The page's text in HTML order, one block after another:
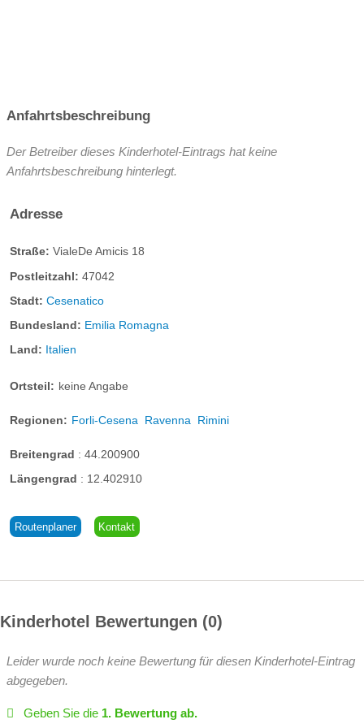
Anfahrtsbeschreibung
Der Betreiber dieses Kinderhotel-Eintrags hat keine
Anfahrtsbeschreibung hinterlegt.
Adresse
Straße: VialeDe Amicis 18
Postleitzahl: 47042
Stadt: Cesenatico
Bundesland: Emilia Romagna
Land: Italien
Ortsteil: keine Angabe
Regionen: Forli-Cesena Ravenna Rimini
Breitengrad : 44.200900
Längengrad : 12.402910
Routenplaner Kontakt
Kinderhotel Bewertungen 0
Leider wurde noch keine Bewertung für diesen Kinderhotel-Eintrag
abgegeben.
Geben Sie die 1. Bewertung ab.